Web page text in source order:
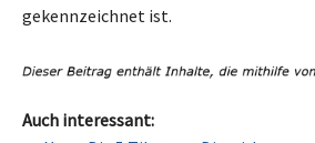
gekennzeichnet ist.
Auch interessant: